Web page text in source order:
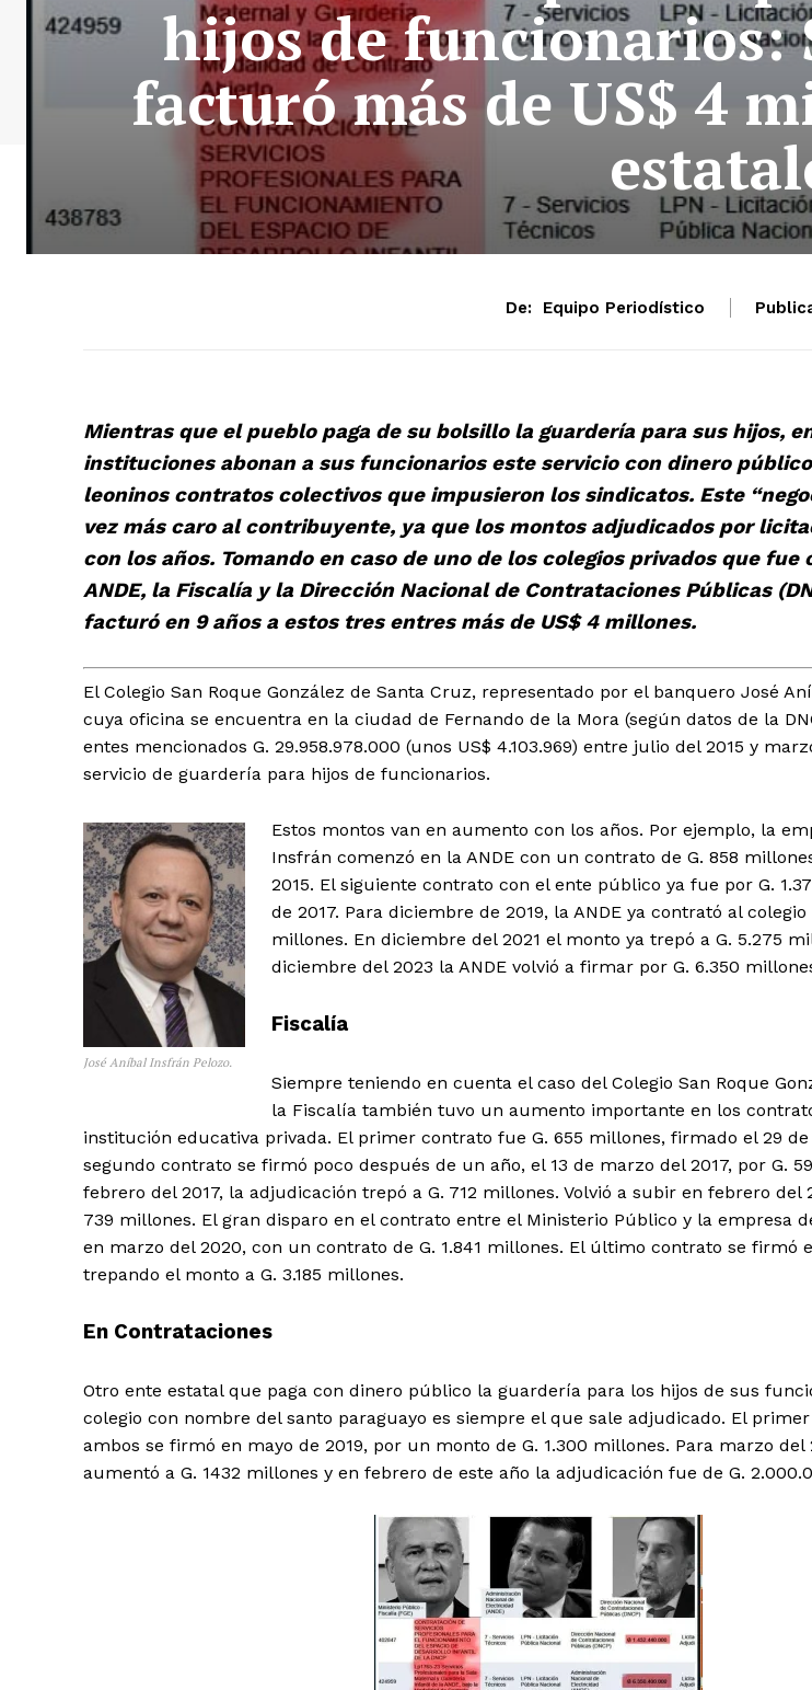
SUBSCRIBE NOW
About
hijos de funcionarios:
facturó más de US$ 4
De: Equipo Periodístico
Mientras que el pueblo paga de su bolsillo la guardería para sus hijos,
instituciones abonan a sus funcionarios este servicio con dinero
leoninos contratos colectivos que impusieron los sindicatos. Este
vez más caro al contribuyente, ya que los montos adjudicados por
con los años. Tomando en caso de uno de los colegios privados que
ANDE, la Fiscalía y la Dirección Nacional de Contrataciones Públicas
facturó en 9 años a estos tres entres más de US$ 4 millones.
El Colegio San Roque González de Santa Cruz, representado por el banquero José
cuya oficina se encuentra en la ciudad de Fernando de la Mora (según datos de la
entes mencionados G. 29.958.978.000 (unos US$ 4.103.969) entre julio del 2015 y
servicio de guardería para hijos de funcionarios.
José Aníbal Insfrán Pelozo.
Estos montos van en aumento con los años. Por ejemplo, la
Insfrán comenzó en la ANDE con un contrato de G. 858
2015. El siguiente contrato con el ente público ya fue por G.
de 2017. Para diciembre de 2019, la ANDE ya contrató al colegio
millones. En diciembre del 2021 el monto ya trepó a G. 5.275
diciembre del 2023 la ANDE volvió a firmar por G. 6.350
Fiscalía
Siempre teniendo en cuenta el caso del Colegio San Roque
la Fiscalía también tuvo un aumento importante en los
institución educativa privada. El primer contrato fue G. 655 millones, firmado el 29 de
segundo contrato se firmó poco después de un año, el 13 de marzo del 2017, por G.
febrero del 2017, la adjudicación trepó a G. 712 millones. Volvió a subir en febrero del
739 millones. El gran disparo en el contrato entre el Ministerio Público y la empresa
en marzo del 2020, con un contrato de G. 1.841 millones. El último contrato se firmó
trepando el monto a G. 3.185 millones.
En Contrataciones
Otro ente estatal que paga con dinero público la guardería para los hijos de sus
colegio con nombre del santo paraguayo es siempre el que sale adjudicado. El
ambos se firmó en mayo de 2019, por un monto de G. 1.300 millones. Para marzo del
aumentó a G. 1432 millones y en febrero de este año la adjudicación fue de G.